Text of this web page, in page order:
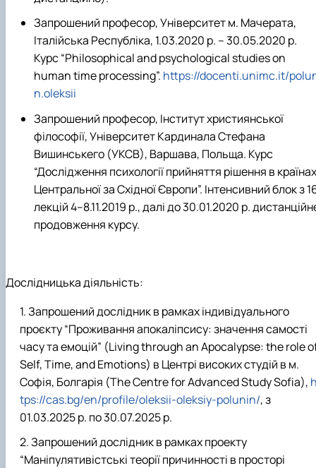
Запрошений професор, Університет м. Мачерата,
Італійська Республіка, 1.03.2020 р. – 30.05.2020 р.
Курс “Philosophical and psychological studies on
human time processing”. https://docenti.unimc.it/
n.oleksii
Запрошений професор, Інститут християнської
філософії, Університет Кардинала Стефана
Вишинськего (УКСВ), Варшава, Польща. Курс
“Дослідження психології прийняття рішення в країнах
Центральної за Східної Європи”. Інтенсивний блок з
лекцій 4–8.11.2019 р., далі до 30.01.2020 р.
продовження курсу.
Дослідницька діяльність:
Запрошений дослідник в рамках індивідуального
проєкту “Проживання апокаліпсису: значення самості
часу та емоцій” (Living through an Apocalypse: the role
Self, Time, and Emotions) в Центрі високих студій в м.
Софія, Болгарія (The Centre for Advanced Study Sofia),
tps://cas.bg/en/profile/oleksii-oleksiy-polunin/, з
01.03.2025 р. по 30.07.2025 р.
Запрошений дослідник в рамках проекту
“Маніпулятивістські теорії причинності в просторі